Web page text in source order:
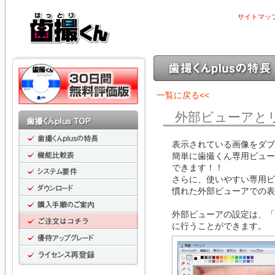
サイトマッ
一覧に戻る<<
外部ビューアと
表示されている画像をダ
簡単に歯撮くん専用ビュ
できます！！
さらに、使いやすい専用
慣れた外部ビューアでの
外部ビューアの設定は、
に行うことができます。